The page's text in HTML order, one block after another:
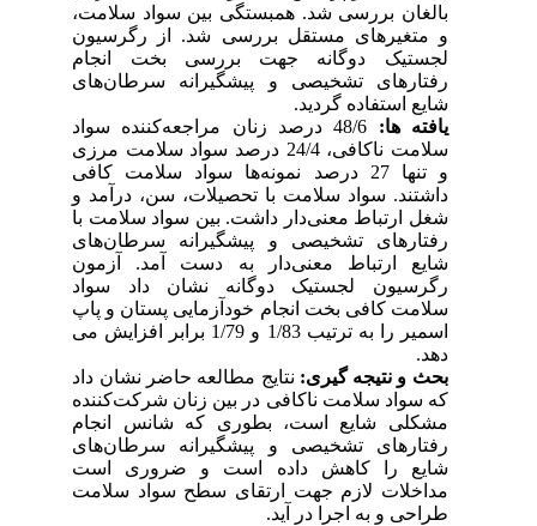
بالغان بررسی شد. همبستگی بین سواد سلامت،
و متغیرهای مستقل بررسی شد. از رگرسیون
لجستیک دوگانه جهت بررسی بخت انجام
رفتارهای تشخیصی و پیشگیرانه سرطان‌های
شایع استفاده گردید.
یافته ها:
48/6 درصد زنان مراجعه‌کننده سواد
سلامت ناکافی، 24/4 درصد سواد سلامت مرزی
و تنها 27 درصد نمونه‌ها سواد سلامت کافی
داشتند. سواد سلامت با تحصیلات، سن، درآمد و
شغل ارتباط معنی‌دار داشت. بین سواد سلامت با
رفتارهای تشخیصی و پیشگیرانه سرطان‌های
شایع ارتباط معنی‌دار به دست آمد. آزمون
رگرسیون لجستیک دوگانه نشان داد سواد
سلامت کافی بخت انجام خودآزمایی پستان و پاپ
اسمیر را به ترتیب 1/83 و 1/79 برابر افزایش می
دهد.
بحث و نتیجه گیری:نتایج مطالعه حاضر نشان داد
که سواد سلامت ناکافی در بین زنان شرکت‌کننده
مشکلی شایع است، بطوری که شانس انجام
رفتارهای تشخیصی و پیشگیرانه سرطان‌های
شایع را کاهش داده است و ضروری است
مداخلات لازم جهت ارتقای سطح سواد سلامت
طراحی و به اجرا در آید.